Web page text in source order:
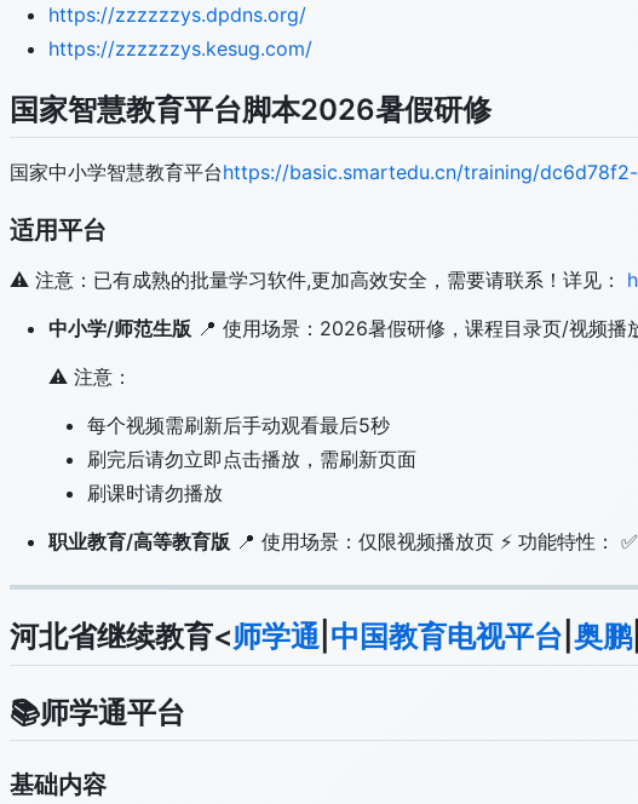
https://zzzzzzys.dpdns.org/
https://zzzzzzys.kesug.com/
国家智慧教育平台脚本2026暑假研修
国家中小学智慧教育平台https://basic.smartedu.cn/training/
适用平台
⚠️ 注意：已有成熟的批量学习软件,更加高效安全，需要请联系！详见：
中小学/师范生版 📍 使用场景：2026暑假研修，课程目录页/视频播
⚠️ 注意：
每个视频需刷新后手动观看最后5秒
刷完后请勿立即点击播放，需刷新页面
刷课时请勿播放
职业教育/高等教育版 📍 使用场景：仅限视频播放页 ⚡ 功能特性：
河北省继续教育<师学通| 中国教育电视平台 奥鹏|
📚师学通平台
基础内容